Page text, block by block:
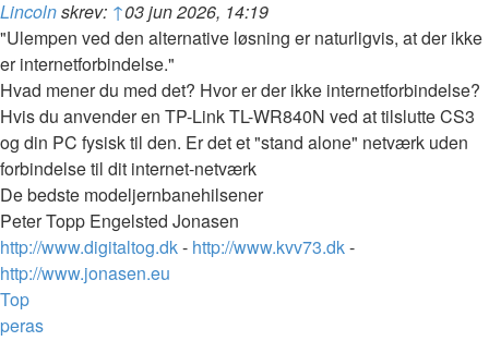
Lincolnskrev: ↑03 jun 2026, 14:19
"Ulempen ved den alternative løsning er naturligvis, at der ikke
er internetforbindelse."
Hvad mener du med det? Hvor er der ikke internetforbindelse?
Hvis du anvender en TP-Link TL-WR840N ved at tilslutte CS3
og din PC fysisk til den. Er det et "stand alone" netværk uden
forbindelse til dit internet-netværk
De bedste modeljernbanehilsener
Peter Topp Engelsted Jonasen
http://www.digitaltog.dk- http://www.kvv73.dk-
http://www.jonasen.eu
Top
peras